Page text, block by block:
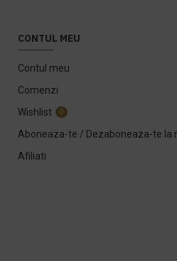
CONTUL MEU
Contul meu
Comenzi
Wishlist
0
Aboneaza-te / Dezaboneaza-te la
Afiliati